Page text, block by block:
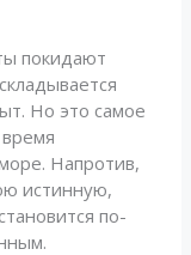
покидают
Но это самое
Напротив,
истинную,
по-